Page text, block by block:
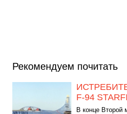
Рекомендуем почитать
F-94
В конце Второй